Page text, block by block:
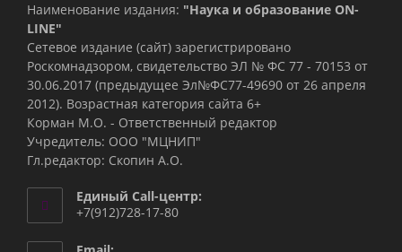
Наименование издания: "Наука и образование ON-
LINE"
Сетевое издание (сайт) зарегистрировано
Роскомнадзором, свидетельство ЭЛ № ФС 77 - 70153 от
30.06.2017 (предыдущее Эл№ФC77-49690 от 26 апреля
2012). Возрастная категория сайта 6+
Корман М.О. - Ответственный редактор
Учредитель: ООО "МЦНИП"
Гл.редактор: Скопин А.О.
Единый Call-центр:
+7(912)728-17-80